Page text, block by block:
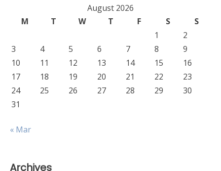
August 2026
M
T W T F S
S
1
2
3
4 5 6 7 8
9
10
11 12 13 14 15
16
17
18 19 20 21 22
23
24
25 26 27 28 29
30
31
« Mar
Archives